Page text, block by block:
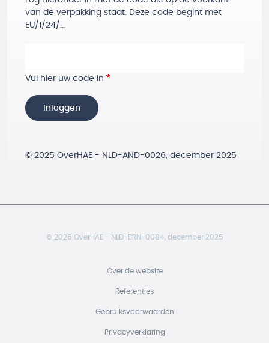
van de verpakking staat. Deze code begint met
EU/1/24/…
Vul hier uw code in
Inloggen
© 2025 OverHAE - NLD-AND-0026, december 2025
© 2026 OverHAE - NLD-BRN-0084, december 2025
Footer
Over de website
Referenties
Gebruiksvoorwaarden
Privacyverklaring